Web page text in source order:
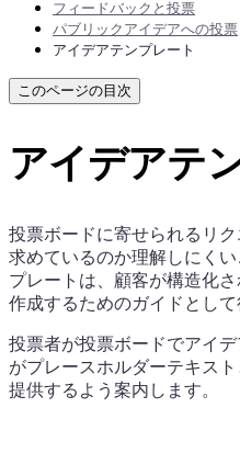
フィードバックと投票
パブリックアイデアへの投票
アイデアテンプレート
このページの目次
アイデアテ
投票ボードに寄せられるリ
求めているのか理解しにく
プレートは、顧客が構造化
作成するためのガイドとして
投票者が投票ボードでアイ
がプレースホルダーテキス
提供するよう案内します。